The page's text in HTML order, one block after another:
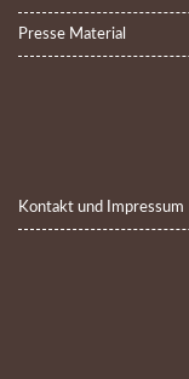
Presse Material
Kontakt und Impressum